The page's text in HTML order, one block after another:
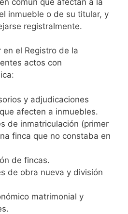
inmueble o de su titular, y
registralmente.
el Registro de la
actos con
y adjudicaciones
afecten a inmuebles.
de inmatriculación (primer
finca que no constaba en
de fincas.
de obra nueva y división
matrimonial y